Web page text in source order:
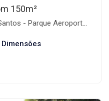
150m²
Aeroporto, Taubaté-SP
Dimensões